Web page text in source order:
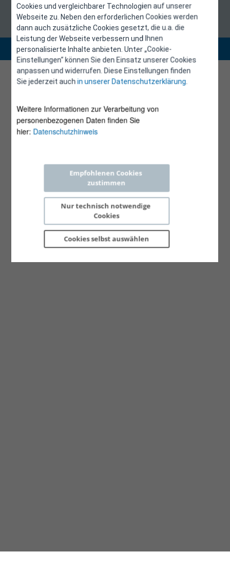
Cookies und vergleichbarer Technologien auf unserer
Webseite zu. Neben den erforderlichen Cookies werden
dann auch zusätzliche Cookies gesetzt, die u.a. die
Leistung der Webseite verbessern und Ihnen
personalisierte Inhalte anbieten. Unter „Cookie-
Einstellungen“ können Sie den Einsatz unserer Cookies
anpassen und widerrufen. Diese Einstellungen finden
Sie jederzeit auchin unserer Datenschutzerklärung.
Weitere Informationen zur Verarbeitung von
personenbezogenen Daten finden Sie
hier: Datenschutzhinweis
Empfohlenen Cookies
zustimmen
Nur technisch notwendige
Cookies
Cookies selbst auswählen
Copyright 2026 © E-Control